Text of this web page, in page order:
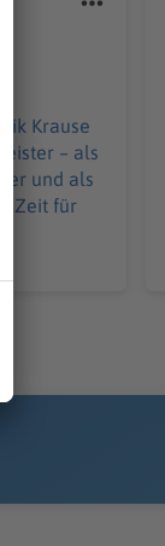
Krause
– als
und als
Zeit für